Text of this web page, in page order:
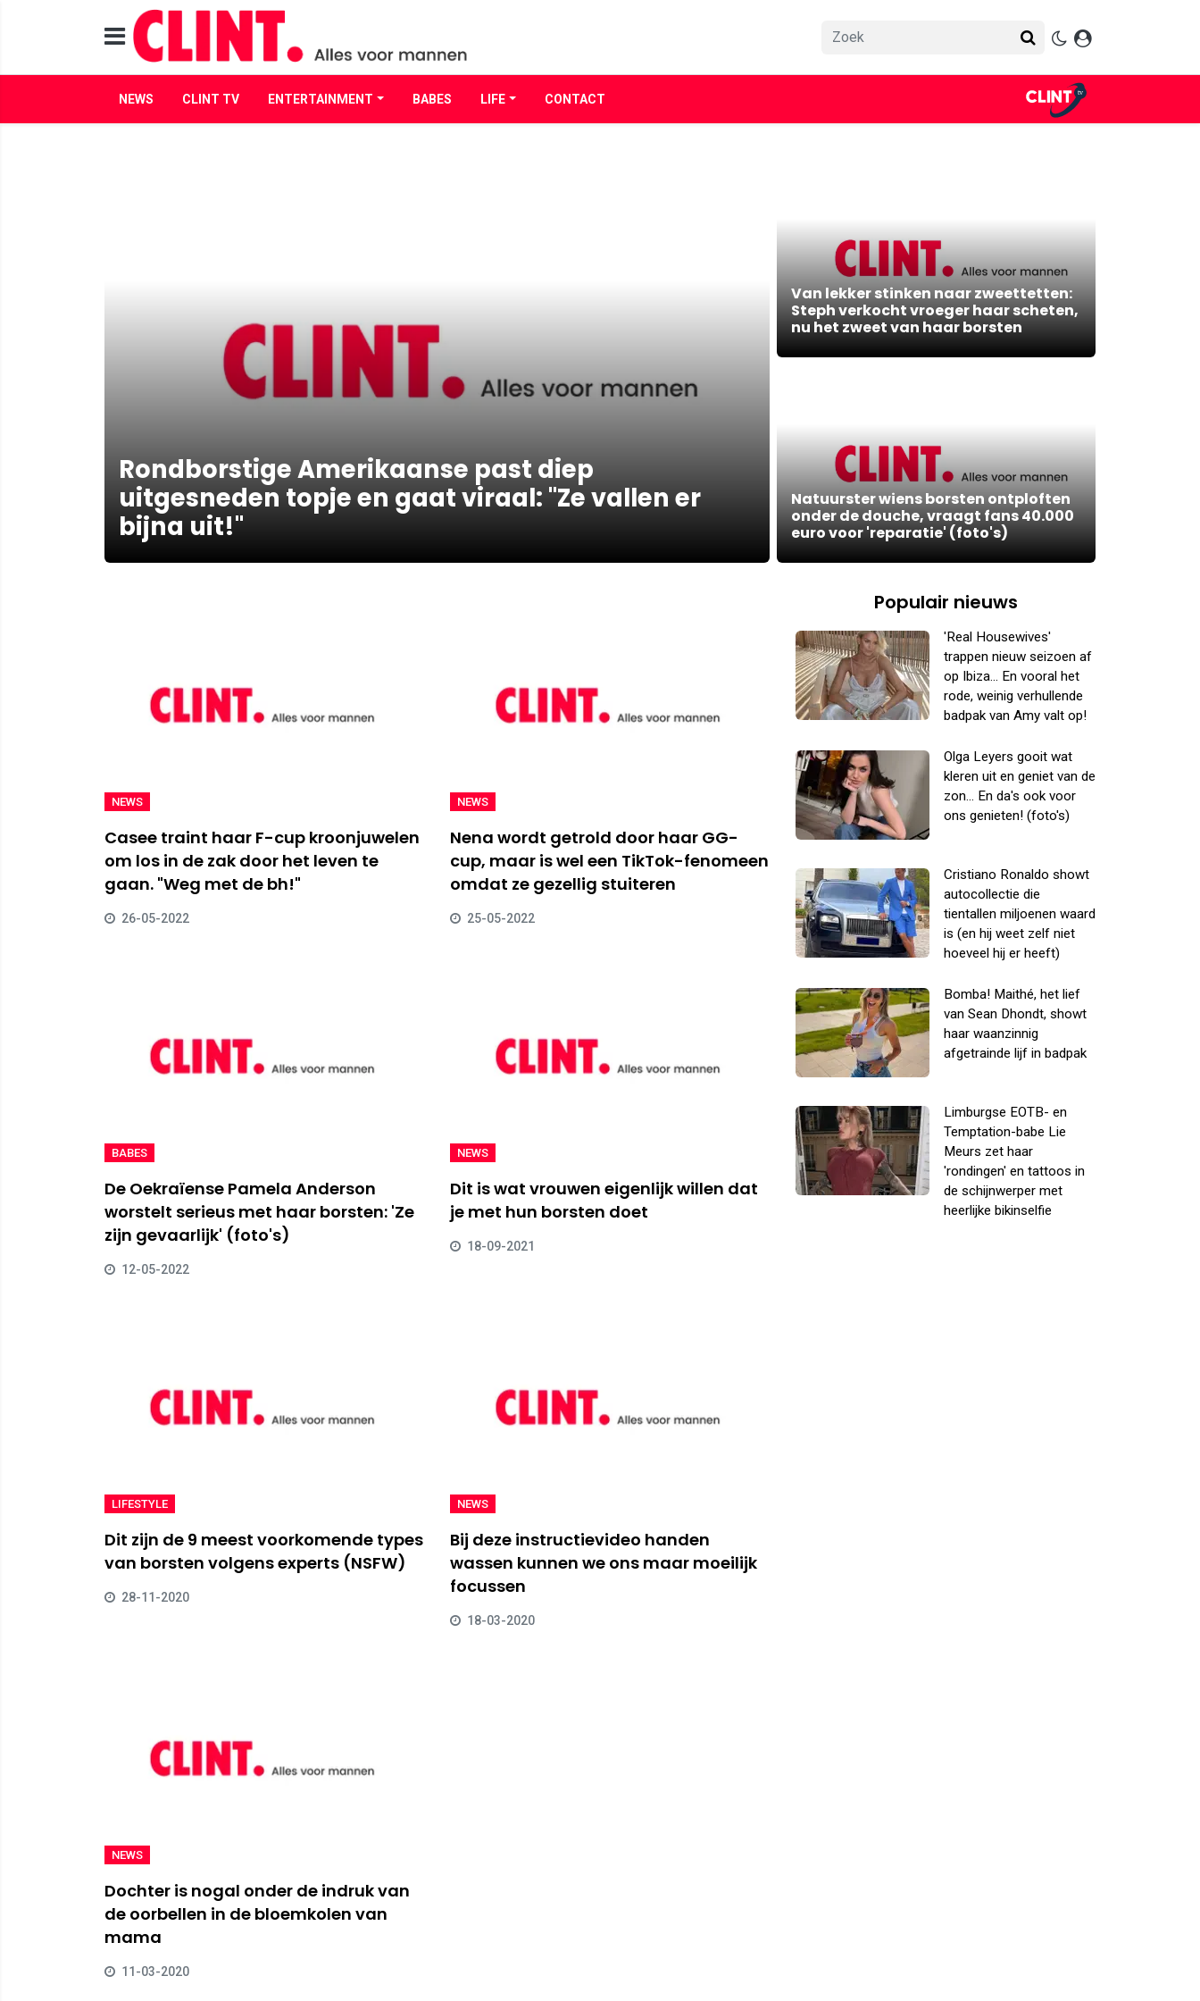
NEWS CLINT TV ENTERTAINMENT BABES LIFE CONTACT
Rondborstige Amerikaanse past diep
uitgesneden topje en gaat viraal: "Ze vallen er
bijna uit!"
Van lekker stinken naar zweettetten:
Steph verkocht vroeger haar scheten,
nu het zweet van haar borsten
Natuurster wiens borsten ontploften
onder de douche, vraagt fans 40.000
euro voor 'reparatie' (foto's)
NEWS
Casee traint haar F-cup kroonjuwelen
om los in de zak door het leven te
gaan. "Weg met de bh!"
26-05-2022
NEWS
Nena wordt getrold door haar GG-
cup, maar is wel een TikTok-fenomeen
omdat ze gezellig stuiteren
25-05-2022
BABES
De Oekraïense Pamela Anderson
worstelt serieus met haar borsten: 'Ze
zijn gevaarlijk' (foto's)
12-05-2022
NEWS
Dit is wat vrouwen eigenlijk willen dat
je met hun borsten doet
18-09-2021
LIFESTYLE
Dit zijn de 9 meest voorkomende types
van borsten volgens experts (NSFW)
28-11-2020
NEWS
Bij deze instructievideo handen
wassen kunnen we ons maar moeilijk
focussen
18-03-2020
NEWS
Dochter is nogal onder de indruk van
de oorbellen in de bloemkolen van
mama
11-03-2020
Populair nieuws
'Real Housewives'
trappen nieuw seizoen af
op Ibiza... En vooral het
rode, weinig verhullende
badpak van Amy valt op!
Olga Leyers gooit wat
kleren uit en geniet van de
zon... En da's ook voor
ons genieten! (foto's)
Cristiano Ronaldo showt
autocollectie die
tientallen miljoenen waard
is (en hij weet zelf niet
hoeveel hij er heeft)
Bomba! Maithé, het lief
van Sean Dhondt, showt
haar waanzinnig
afgetrainde lijf in badpak
Limburgse EOTB- en
Temptation-babe Lie
Meurs zet haar
'rondingen' en tattoos in
de schijnwerper met
heerlijke bikinselfie